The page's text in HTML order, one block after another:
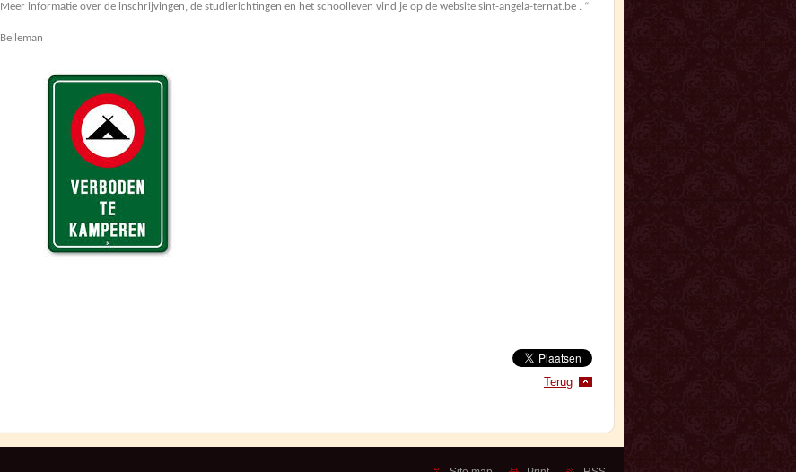
Meer informatie over de inschrijvingen, de studierichtingen en het schoolleven vind je op de website sint-angela-ternat.be . “
Belleman
Terug